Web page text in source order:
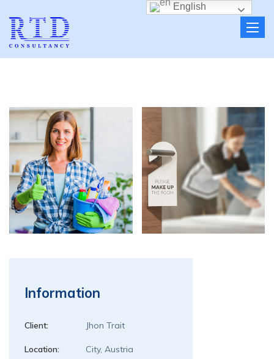
Toggle
Information
Client: Jhon Trait
Location: City, Austria
English